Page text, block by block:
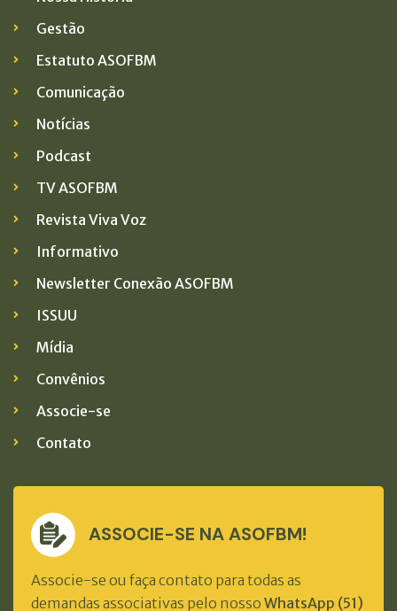
Gestão
Estatuto ASOFBM
Comunicação
Notícias
Podcast
TV ASOFBM
Revista Viva Voz
Informativo
Newsletter Conexão ASOFBM
ISSUU
Mídia
Convênios
Associe-se
Contato
ASSOCIE-SE NA ASOFBM!
Associe-se ou faça contato para todas as
demandas associativas pelo nosso WhatsApp (51)